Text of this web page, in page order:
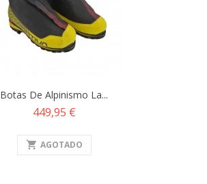
Botas De Alpinismo La...
Precio
449,95 €
shopping_cart AGOTADO